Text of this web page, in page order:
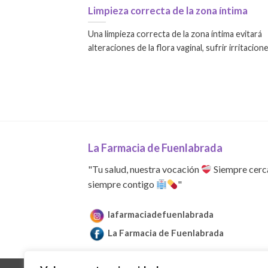
Limpieza correcta de la zona íntima
Una limpieza correcta de la zona íntima evitará
alteraciones de la flora vaginal, sufrir
La Farmacia de Fuenlabrada
"Tu salud, nuestra vocación
Siempre
siempre contigo
"
lafarmaciadefuenlabrada
La Farmacia de Fuenlabrada